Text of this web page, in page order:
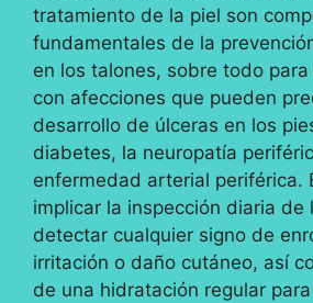
tratamiento de la piel son
fundamentales de la
en los talones, sobre todo
con afecciones que pueden
desarrollo de úlceras en los
diabetes, la neuropatía
enfermedad arterial periférica.
implicar la inspección diaria de
detectar cualquier signo de
irritación o daño cutáneo, así
de una hidratación regular